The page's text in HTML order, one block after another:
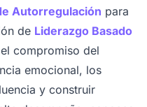
Autorregulación para
de Liderazgo Basado
compromiso del
emocional, los
y construir